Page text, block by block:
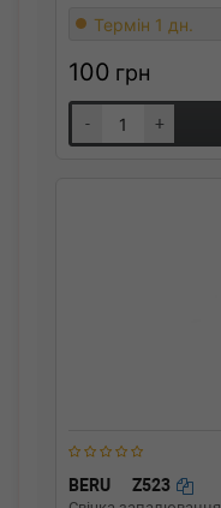
Термін 1 дн.
100 грн
- +
BERU Z523